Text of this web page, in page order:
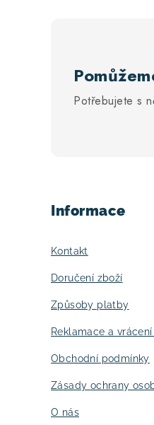
Potřebujete s
Informace
Kontakt
Doručení zboží
Způsoby platby
Reklamace a
Obchodní podmínky
Zásady ochrany
O nás